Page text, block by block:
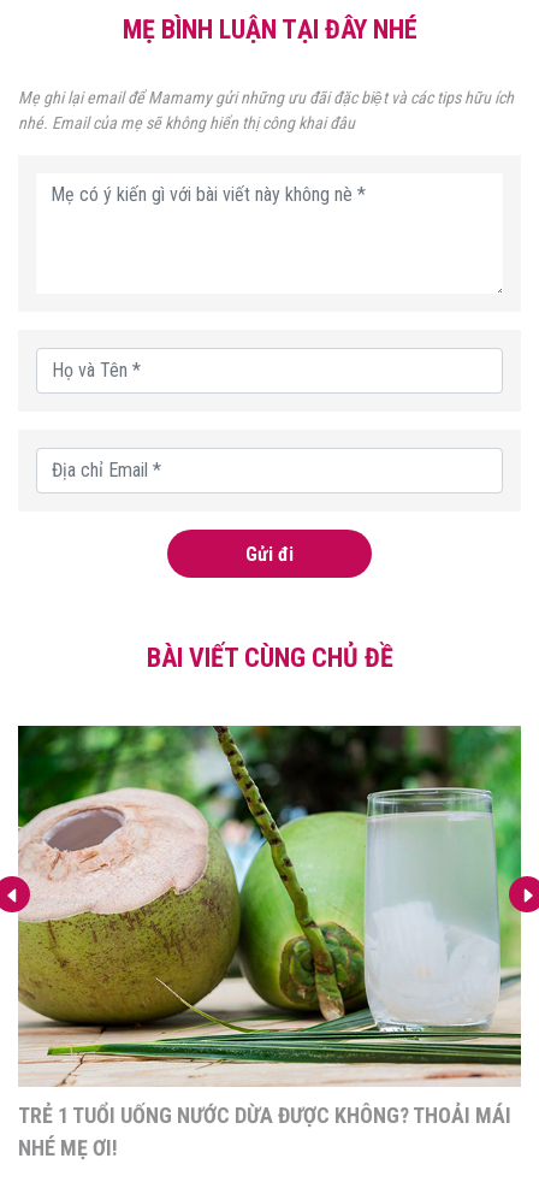
MẸ BÌNH LUẬN TẠI ĐÂY NHÉ
Mẹ ghi lại email để Mamamy gửi những ưu đãi đặc biệt và các tips hữu ích
nhé. Email của mẹ sẽ không hiển thị công khai đâu
Gửi đi
BÀI VIẾT CÙNG CHỦ ĐỀ
TRẺ 1 TUỔI UỐNG NƯỚC DỪA ĐƯỢC KHÔNG? THOẢI MÁI
NHÉ MẸ ƠI!